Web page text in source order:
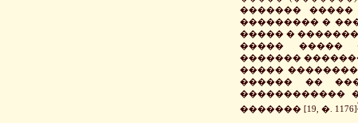
�������
��������� �
����� �
����� �����
�������
�����
������ ��
������������
������� [19, �. 1176]